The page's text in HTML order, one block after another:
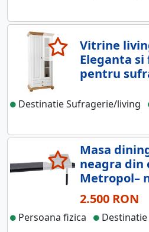
Vitrine
Eleganta
pentru
Destinatie Sufragerie/living
Masa
neagra din
Metropol–
2.500 RON
Persoana fizica